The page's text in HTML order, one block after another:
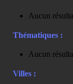
Aucun
Thématiques :
Aucun
Villes :